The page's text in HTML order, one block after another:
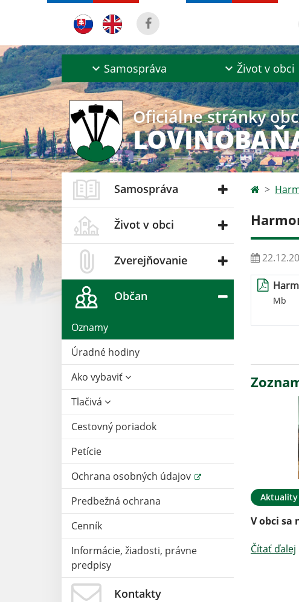
Samospráva Život v obci
Oficiálne stránky
Samospráva
Život v obci
Zverejňovanie
Občan
Oznamy
Úradné hodiny
Ako vybaviť
Tlačivá
Cestovný poriadok
Petície
Ochrana osobných údajov
Predbežná ochrana
Cenník
Informácie, žiadosti, právne
predpisy
Kontakty
Mb
Aktuality
V obci sa
Čítať ďalej